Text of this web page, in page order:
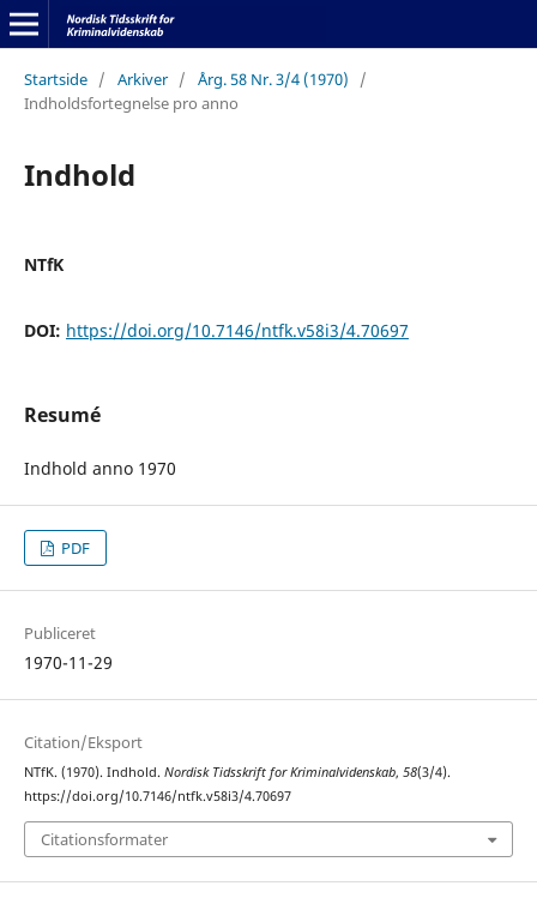
Startside / Arkiver / Årg. 58 Nr. 3/4 (1970)
/
Indholdsfortegnelse pro anno
Indhold
NTfK
DOI: https://doi.org/10.7146/ntfk.v58i3/4.70697
Resumé
Indhold anno 1970
PDF
Publiceret
1970-11-29
Citation/Eksport
NTfK. (1970). Indhold. Nordisk Tidsskrift for Kriminalvidenskab, 58(3/4).
https://doi.org/10.7146/ntfk.v58i3/4.70697
Citationsformater